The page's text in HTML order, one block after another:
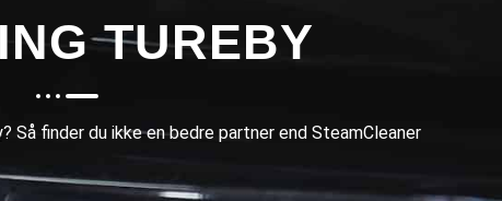
TUREBY
Så finder du ikke en bedre partner end SteamCleaner